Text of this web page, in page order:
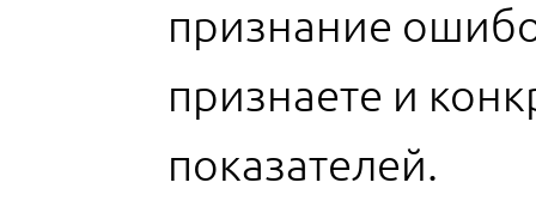
признание
признаете и
показателей.